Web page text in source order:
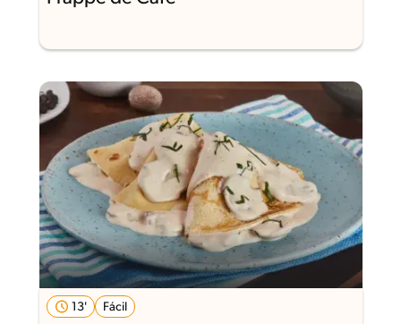
13' Fácil